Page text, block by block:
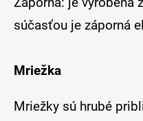
súčasťou je záporná
Mriežka
Mriežky sú hrubé